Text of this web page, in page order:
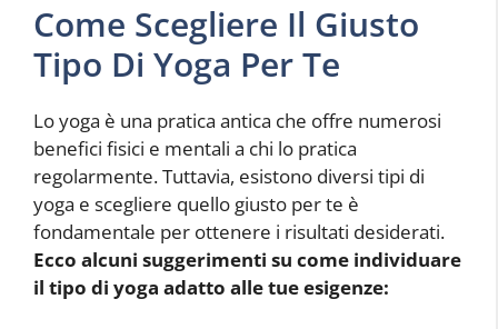
Come Scegliere Il Giusto
Tipo Di Yoga Per Te
Lo yoga è una pratica antica che offre numerosi
benefici fisici e mentali a chi lo pratica
regolarmente. Tuttavia, esistono diversi tipi di
yoga e scegliere quello giusto per te è
fondamentale per ottenere i risultati desiderati.
Ecco alcuni suggerimenti su come individuare
il tipo di yoga adatto alle tue esigenze: